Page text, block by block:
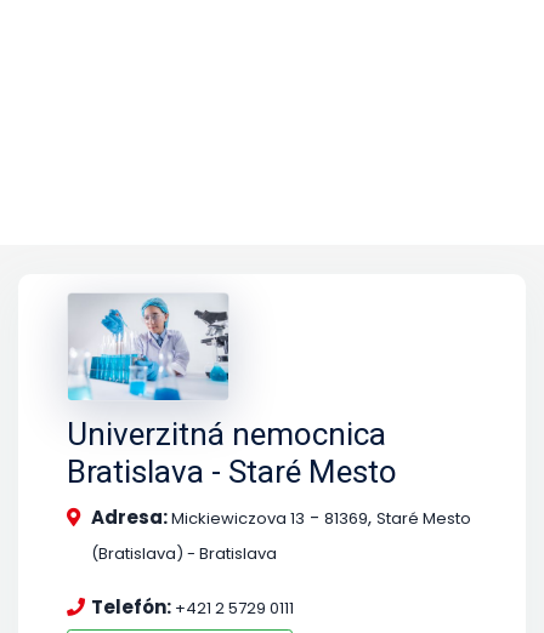
Univerzitná nemocnica
Bratislava - Staré Mesto
Adresa:Mickiewiczova 13 - 81369, Staré Mesto
(Bratislava) - Bratislava
Telefón: +421 2 5729 0111